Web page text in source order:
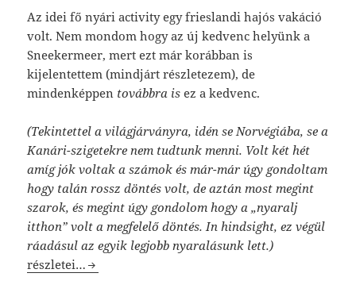
Az idei fő nyári activity egy frieslandi hajós vakáció
volt. Nem mondom hogy az új kedvenc helyünk a
Sneekermeer, mert ezt már korábban is
kijelentettem (mindjárt részletezem), de
mindenképpen továbbra is ez a kedvenc.
(Tekintettel a világjárványra, idén se Norvégiába, se a
Kanári-szigetekre nem tudtunk menni. Volt két hét
amíg jók voltak a számok és már-már úgy gondoltam
hogy talán rossz döntés volt, de aztán most megint
szarok, és megint úgy gondolom hogy a „nyaralj
itthon” volt a megfelelő döntés. In hindsight, ez végül
ráadásul az egyik legjobb nyaralásunk lett.)
Nekem a Sneekermeer a Riviéra.
részletei…